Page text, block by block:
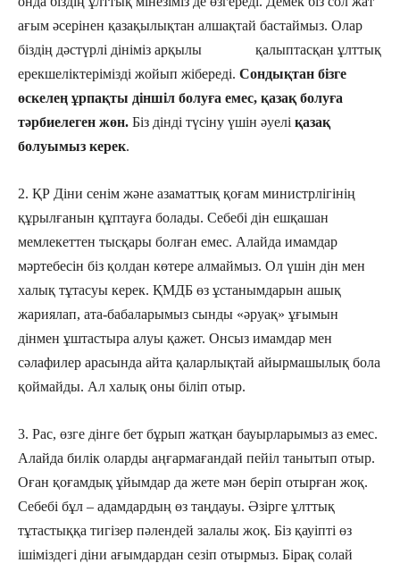
ағым әсерінен қазақылықтан алшақтай бастаймыз. Олар
біздің дәстүрлі дініміз арқылы қалыптасқан ұлттық
ерекшеліктерімізді жойып жібереді. Сондықтан бізге
өскелең ұрпақты діншіл болуға емес, қазақ болуға
тәрбиелеген жөн. Біз дінді түсіну үшін әуелі қазақ
болуымыз керек.
2. ҚР Діни сенім және азаматтық қоғам министрлігінің
құрылғанын құптауға болады. Себебі дін ешқашан
мемлекеттен тысқары болған емес. Алайда имамдар
мәртебесін біз қолдан көтере алмаймыз. Ол үшін дін мен
xалық тұтасуы керек. ҚМДБ өз ұстанымдарын ашық
жариялап, ата-бабаларымыз сынды «әруақ» ұғымын
дінмен ұштастыра алуы қажет. Онсыз имамдар мен
сәлафилер арасында айта қаларлықтай айырмашылық бола
қоймайды. Ал xалық оны біліп отыр.
3. Рас, өзге дінге бет бұрып жатқан бауырларымыз аз емес.
Алайда билік оларды аңғармағандай пейіл танытып отыр.
Оған қоғамдық ұйымдар да жете мән беріп отырған жоқ.
Себебі бұл – адамдардың өз таңдауы. Әзірге ұлттық
тұтастыққа тигізер пәлендей залалы жоқ. Біз қауіпті өз
ішіміздегі діни ағымдардан сезіп отырмыз. Бірақ солай